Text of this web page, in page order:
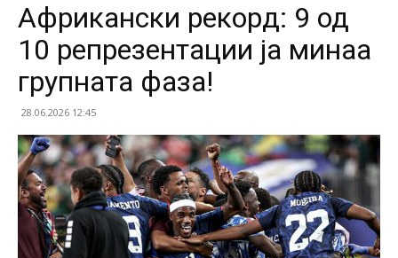
Африкански рекорд: 9 од
10 репрезентации ја минаа
групната фаза!
28.06.2026 12:45